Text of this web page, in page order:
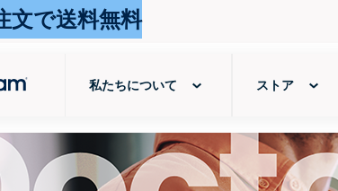
文で送料無料
私たちについて ストア